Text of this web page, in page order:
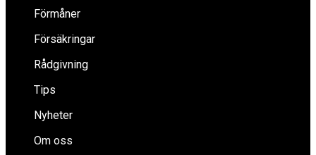
Förmåner
Försäkringar
Rådgivning
Tips
Nyheter
Om oss